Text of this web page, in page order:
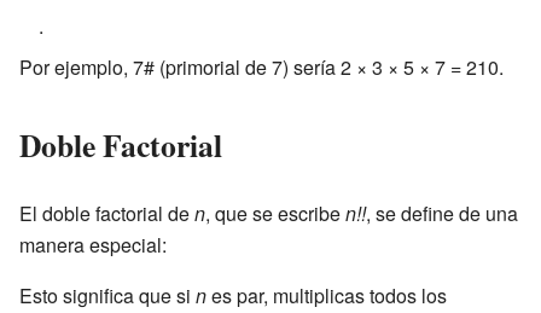
.
Por ejemplo, 7# (primorial de 7) sería 2 × 3 × 5 × 7 = 210.
Doble Factorial
El doble factorial den, que se escriben!!, se define de una
manera especial:
Esto significa que si nes par, multiplicas todos los